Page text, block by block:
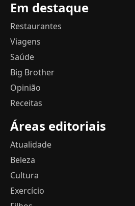
Em destaque
Restaurantes
Viagens
Saúde
Big Brother
Opinião
Receitas
Áreas editoriais
Atualidade
Beleza
Cultura
Exercício